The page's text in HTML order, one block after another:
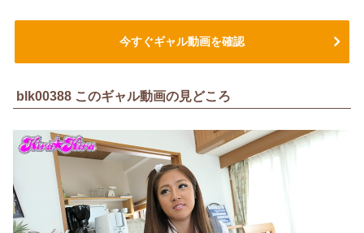
今すぐギャル動画を確認
blk00388 このギャル動画の見どころ